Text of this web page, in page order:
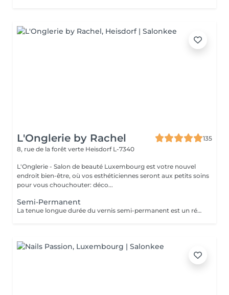
L'Onglerie by Rachel
135
8, rue de la forêt verte Heisdorf L-7340
L'Onglerie - Salon de beauté Luxembourg est votre nouvel
endroit bien-être, où vos esthéticiennes seront aux petits soins
pour vous chouchouter: déco...
Semi-Permanent
La tenue longue durée du vernis semi-permanent est un réel avantage. La pose sera effectuée avec soin, en adaptant les produits utilisés. La prestation sera entièrement personnalisée. La tenue peut aller de 2 à 3 semaines, 4 maximum selon le type d'ongle. Fini les retouches manucure tous les 4 jours, c'est une vraie liberté qui s'offre à vous ! Finesse et tenue longue durée ! N'hésitez pas à demander conseil